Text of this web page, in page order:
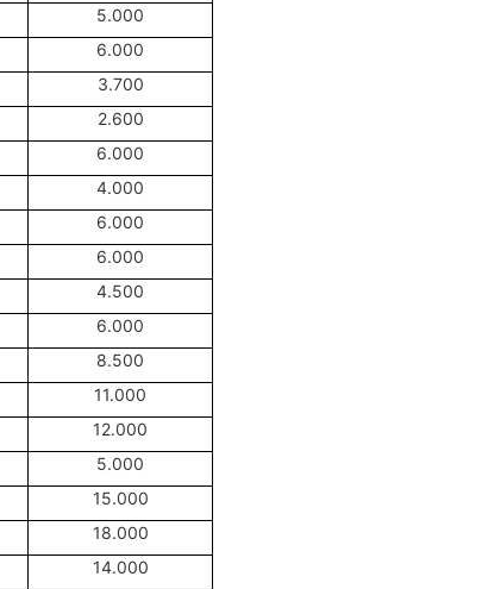
5.000
6.000
3.700
2.600
6.000
4.000
6.000
6.000
4.500
6.000
8.500
11.000
12.000
5.000
15.000
18.000
14.000